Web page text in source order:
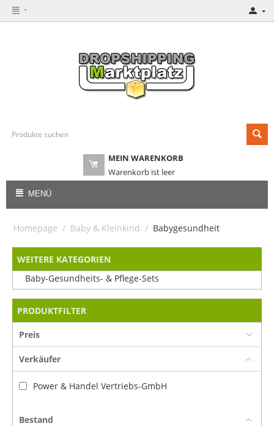
MEIN WARENKORB
Warenkorb ist leer
MENÜ
Homepage / Baby & Kleinkind / Babygesundheit
WEITERE KATEGORIEN
Baby-Gesundheits- & Pflege-Sets
PRODUKTFILTER
Preis
Verkäufer
Power & Handel Vertriebs-GmbH
Bestand